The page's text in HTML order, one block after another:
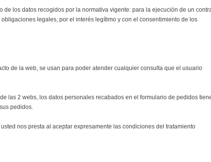
los datos recogidos por la normativa vigente: para la ejecución de un
legales, por el interés legítimo y con el consentimiento de los
de la web, se usan para poder atender cualquier consulta que el usuario
las 2 webs, los datos personales recabados en el formulario de pedidos
pedidos.
nos presta al aceptar expresamente las condiciones del tratamiento